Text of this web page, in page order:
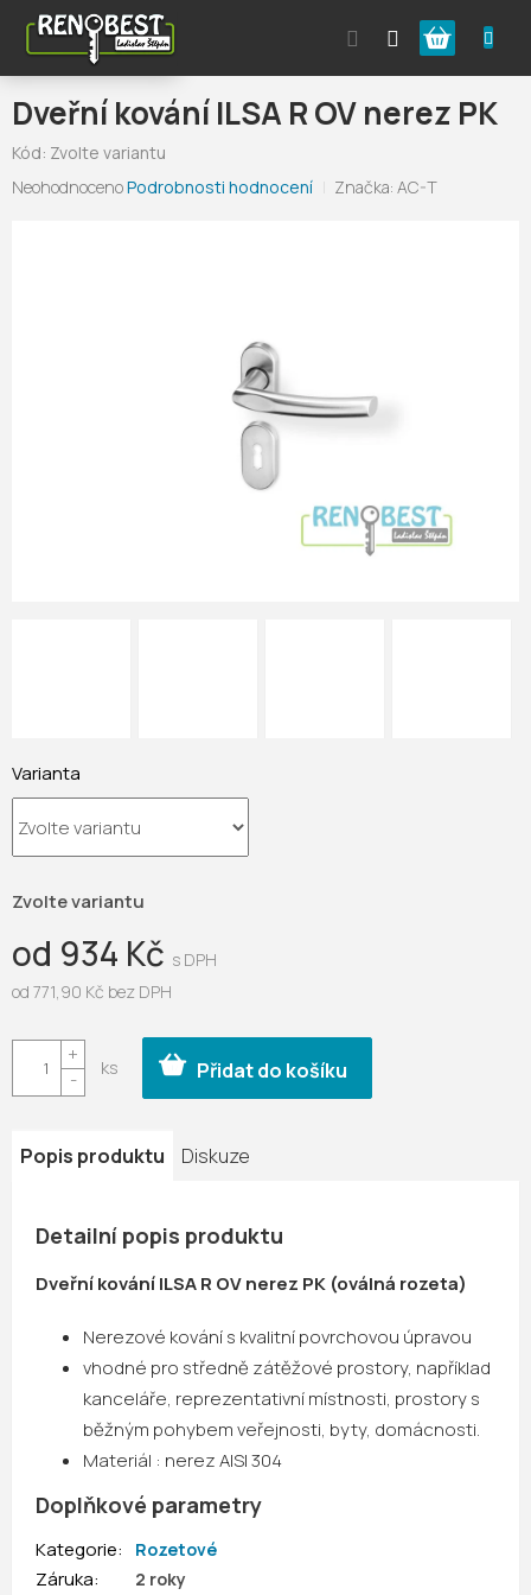
obsah
Nákupní
košík
Dveřní kování ILSA R OV nerez PK
Kód: Zvolte variantu
Průměrné
NeohodnocenoPodrobnosti hodnocení Značka:AC-T
od 934 Kč
od 771,90 Kč bez DPH
cena:
Zvolte variantu
Varianta
Přidat do košíku
Popis produktu Diskuze
Detailní popis produktu
Dveřní kování ILSA R OV nerez PK (oválná rozeta)
Nerezové kování s kvalitní povrchovou úpravou
vhodné pro středně zátěžové prostory, například
kanceláře, reprezentativní místnosti, prostory s
běžným pohybem veřejnosti, byty, domácnosti.
Materiál : nerez AISI 304
Doplňkové parametry
Kategorie: Rozetové
Záruka: 2 roky